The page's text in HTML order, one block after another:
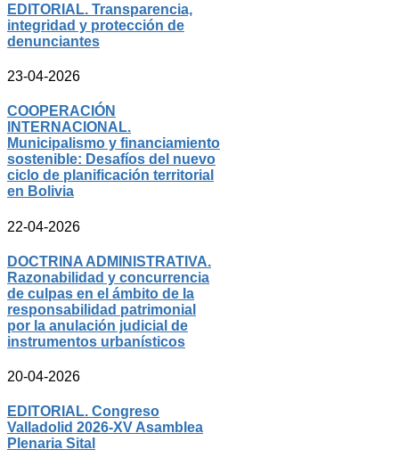
EDITORIAL. Transparencia,
integridad y protección de
denunciantes
23-04-2026
COOPERACIÓN
INTERNACIONAL.
Municipalismo y financiamiento
sostenible: Desafíos del nuevo
ciclo de planificación territorial
en Bolivia
22-04-2026
DOCTRINA ADMINISTRATIVA.
Razonabilidad y concurrencia
de culpas en el ámbito de la
responsabilidad patrimonial
por la anulación judicial de
instrumentos urbanísticos
20-04-2026
EDITORIAL. Congreso
Valladolid 2026-XV Asamblea
Plenaria Sital